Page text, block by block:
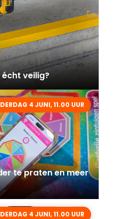
veilig?
4 JUNI, 11.00 UUR
te praten en meer
4 JUNI, 11.00 UUR